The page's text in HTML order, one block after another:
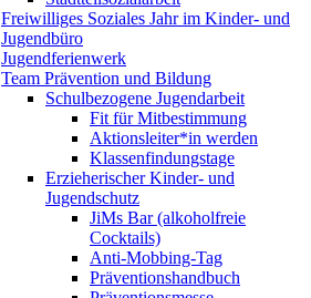
Freiwilliges Soziales Jahr im Kinder- und
Jugendbüro
Jugendferienwerk
Team Prävention und Bildung
Schulbezogene Jugendarbeit
Fit für Mitbestimmung
Aktionsleiter*in werden
Klassenfindungstage
Erzieherischer Kinder- und
Jugendschutz
JiMs Bar (alkoholfreie
Cocktails)
Anti-Mobbing-Tag
Präventionshandbuch